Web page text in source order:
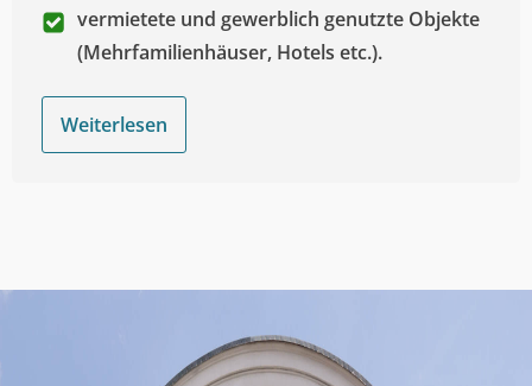
vermietete und gewerblich genutzte Objekte
(Mehrfamilienhäuser, Hotels etc.).
Weiterlesen